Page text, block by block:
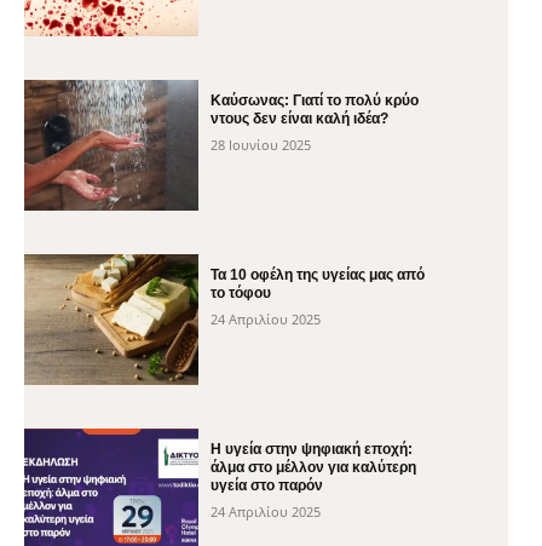
Καύσωνας: Γιατί το πολύ κρύο
ντους δεν είναι καλή ιδέα?
28 Ιουνίου 2025
Τα 10 οφέλη της υγείας μας από
το τόφου
24 Απριλίου 2025
H υγεία στην ψηφιακή εποχή:
άλμα στο μέλλον για καλύτερη
υγεία στο παρόν
24 Απριλίου 2025